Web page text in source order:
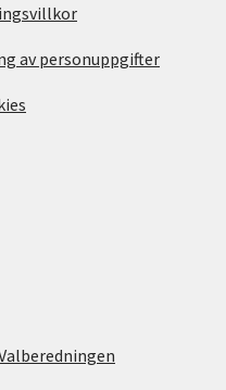
av personuppgifter